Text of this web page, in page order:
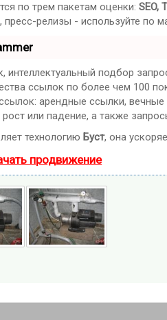
по трем пакетам оценки:SEO,
пресс-релизы - используйте по
подбор
ссылок по более чем 100
арендные ссылки, вечные
или падение, а также
технологиюБуст, она
продвижение